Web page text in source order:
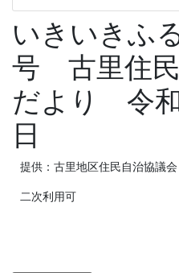
いきいきふ
号 古里住
だより 令
日
提供：古里地区住民自治協議会
二次利用可